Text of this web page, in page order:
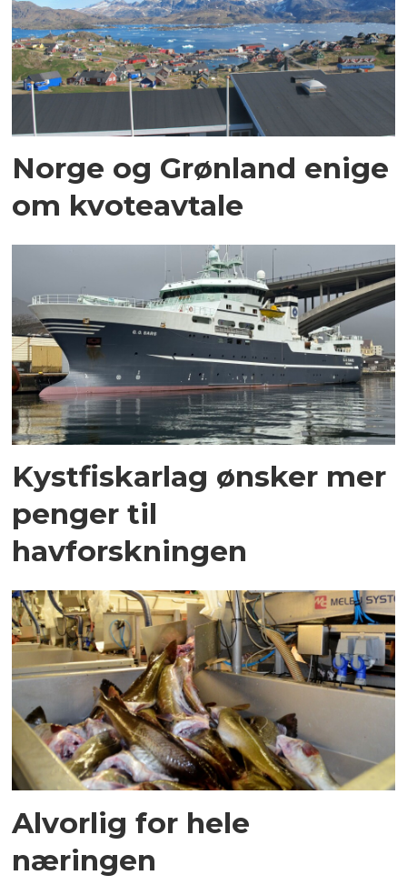
Norge og Grønland enige
om kvoteavtale
Kystfiskarlag ønsker mer
penger til
havforskningen
Alvorlig for hele
næringen